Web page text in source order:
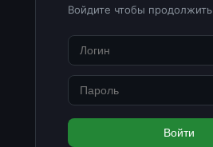
Войдите чтобы продолжить
Войти